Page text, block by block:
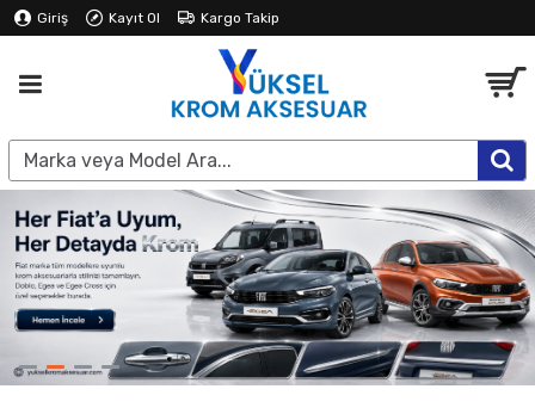
Giriş Kayıt Ol Kargo Takip